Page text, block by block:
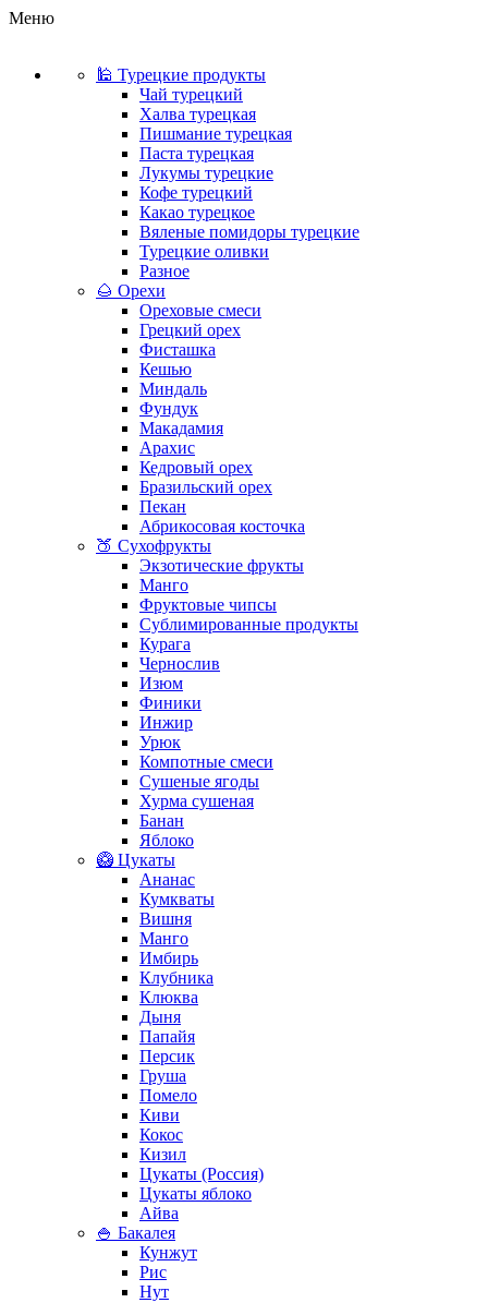
Меню
🕌 Турецкие продукты
Чай турецкий
Халва турецкая
Пишмание турецкая
Паста турецкая
Лукумы турецкие
Кофе турецкий
Какао турецкое
Вяленые помидоры турецкие
Турецкие оливки
Разное
🌰 Орехи
Ореховые смеси
Грецкий орех
Фисташка
Кешью
Миндаль
Фундук
Макадамия
Арахис
Кедровый орех
Бразильский орех
Пекан
Абрикосовая косточка
🍑 Сухофрукты
Экзотические фрукты
Манго
Фруктовые чипсы
Сублимированные продукты
Курага
Чернослив
Изюм
Финики
Инжир
Урюк
Компотные смеси
Сушеные ягоды
Хурма сушеная
Банан
Яблоко
🥝 Цукаты
Ананас
Кумкваты
Вишня
Манго
Имбирь
Клубника
Клюква
Дыня
Папайя
Персик
Груша
Помело
Киви
Кокос
Кизил
Цукаты (Россия)
Цукаты яблоко
Айва
🍚 Бакалея
Кунжут
Рис
Нут